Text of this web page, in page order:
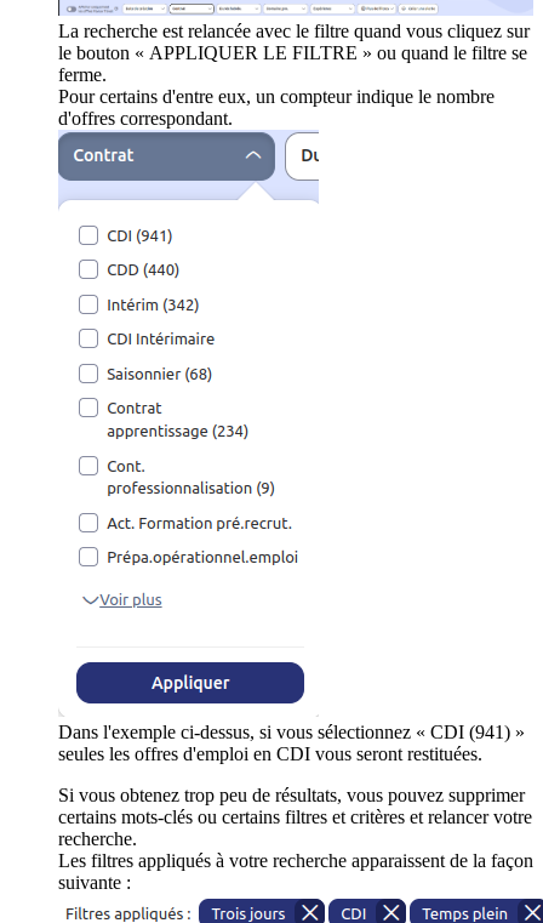
La recherche est relancée avec le filtre quand vous cliquez sur
le bouton « APPLIQUER LE FILTRE » ou quand le filtre se
ferme.
Pour certains d'entre eux, un compteur indique le nombre
d'offres correspondant.
Dans l'exemple ci-dessus, si vous sélectionnez « CDI (941) »
seules les offres d'emploi en CDI vous seront restituées.
Si vous obtenez trop peu de résultats, vous pouvez supprimer
certains mots-clés ou certains filtres et critères et relancer votre
recherche.
Les filtres appliqués à votre recherche apparaissent de la façon
suivante :